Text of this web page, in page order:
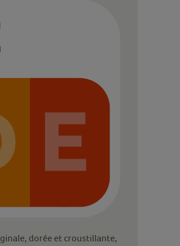
dorée et croustillante,